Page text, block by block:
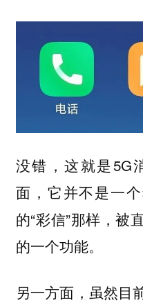
没错，这就是5G
面，它并不是一
的“彩信”那样，被
的一个功能。
另一方面，虽然目